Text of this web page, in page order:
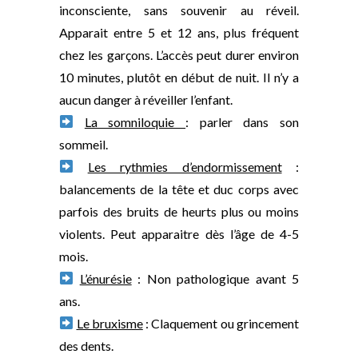
inconsciente, sans souvenir au réveil.
Apparait entre 5 et 12 ans, plus fréquent
chez les garçons. L’accès peut durer environ
10 minutes, plutôt en début de nuit. Il n’y a
aucun danger à réveiller l’enfant.
La somniloquie : parler dans son
sommeil.
Les rythmies d’endormissement:
balancements de la tête et duc corps avec
parfois des bruits de heurts plus ou moins
violents. Peut apparaitre dès l’âge de 4-5
mois.
L’énurésie: Non pathologique avant 5
ans.
Le bruxisme: Claquement ou grincement
des dents.